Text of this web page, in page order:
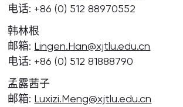
电话: +86 (0) 512 88970552
韩林根
邮箱: Lingen.Han@xjtlu.edu.cn
电话: +86 (0) 512 81888790
孟露茜子
邮箱: Luxizi.Meng@xjtlu.edu.cn